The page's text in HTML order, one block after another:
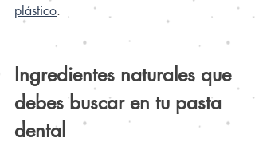
plástico.
Ingredientes naturales que
debes buscar en tu pasta
dental